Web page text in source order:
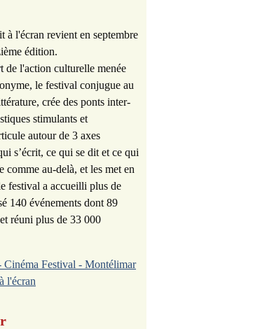
à l'écran revient en septembre
édition.
de l'action culturelle menée
le festival conjugue au
crée des ponts inter-
stimulants et
autour de 3 axes
s’écrit, ce qui se dit et ce qui
comme au-delà, et les met en
festival a accueilli plus de
140 événements dont 89
réuni plus de 33 000
Cinéma Festival - Montélimar
l'écran